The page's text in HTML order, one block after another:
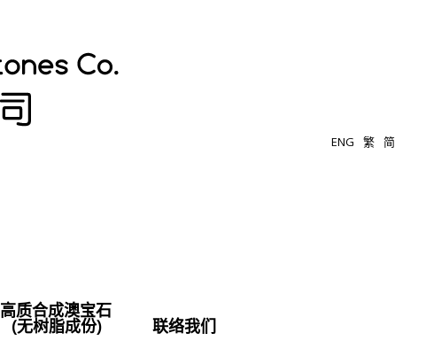
ENG 繁 简
高质合成澳宝石
(无树脂成份) 联络我们